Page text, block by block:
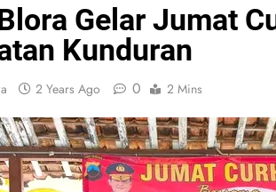
Gelar Jumat
Kunduran
2 Years Ago 0 2 Mins